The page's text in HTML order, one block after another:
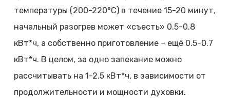
температуры (200-220°C) в течение 15-20 минут,
начальный разогрев может «съесть» 0.5-0.8
кВт*ч, а собственно приготовление – ещё 0.5-0.7
кВт*ч. В целом, за одно запекание можно
рассчитывать на 1-2.5 кВт*ч, в зависимости от
продолжительности и мощности духовки.